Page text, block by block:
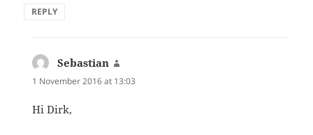
REPLY
Sebastian
1 November 2016 at 13:03
Hi Dirk,